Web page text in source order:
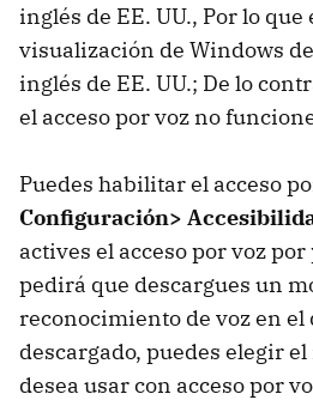
inglés de EE. UU., Por lo
visualización de Windows
inglés de EE. UU.; De lo
el acceso por voz no
Puedes habilitar el acceso
Configuración>
actives el acceso por voz
pedirá que descargues un
reconocimiento de voz en
descargado, puedes elegir
desea usar con acceso por